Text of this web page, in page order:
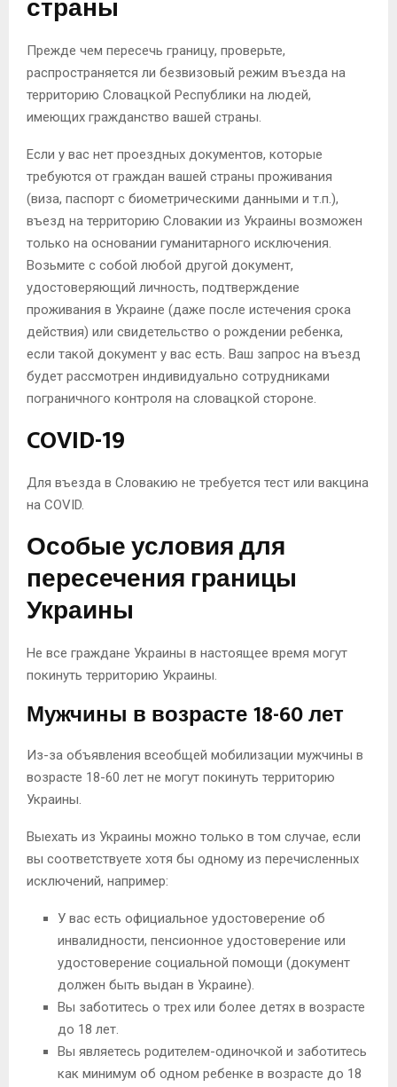
страны
Прежде чем пересечь границу, проверьте,
распространяется ли безвизовый режим въезда на
территорию Словацкой Республики на людей,
имеющих гражданство вашей страны.
Если у вас нет проездных документов, которые
требуются от граждан вашей страны проживания
(виза, паспорт с биометрическими данными и т.п.),
въезд на территорию Словакии из Украины возможен
только на основании гуманитарного исключения.
Возьмите с собой любой другой документ,
удостоверяющий личность, подтверждение
проживания в Украине (даже после истечения срока
действия) или свидетельство о рождении ребенка,
если такой документ у вас есть. Ваш запрос на въезд
будет рассмотрен индивидуально сотрудниками
пограничного контроля на словацкой стороне.
COVID-19
Для въезда в Словакию не требуется тест или вакцина
на COVID.
Особые условия для
пересечения границы
Украины
Не все граждане Украины в настоящее время могут
покинуть территорию Украины.
Мужчины в возрасте 18-60 лет
Из-за объявления всеобщей мобилизации мужчины в
возрасте 18-60 лет не могут покинуть территорию
Украины.
Выехать из Украины можно только в том случае, если
вы соответствуете хотя бы одному из перечисленных
исключений, например:
У вас есть официальное удостоверение об
инвалидности, пенсионное удостоверение или
удостоверение социальной помощи (документ
должен быть выдан в Украине).
Вы заботитесь о трех или более детях в возрасте
до 18 лет.
Вы являетесь родителем-одиночкой и заботитесь
как минимум об одном ребенке в возрасте до 18